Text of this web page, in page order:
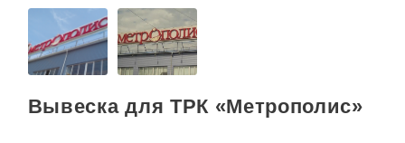
Вывеска для ТРК «Метрополис»